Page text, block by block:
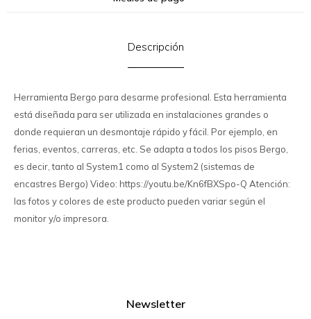
Descripción
Herramienta Bergo para desarme profesional. Esta herramienta
está diseñada para ser utilizada en instalaciones grandes o
donde requieran un desmontaje rápido y fácil. Por ejemplo, en
ferias, eventos, carreras, etc. Se adapta a todos los pisos Bergo,
es decir, tanto al System1 como al System2 (sistemas de
encastres Bergo) Video: https://youtu.be/Kn6fBXSpo-Q Atención:
las fotos y colores de este producto pueden variar según el
monitor y/o impresora.
Newsletter